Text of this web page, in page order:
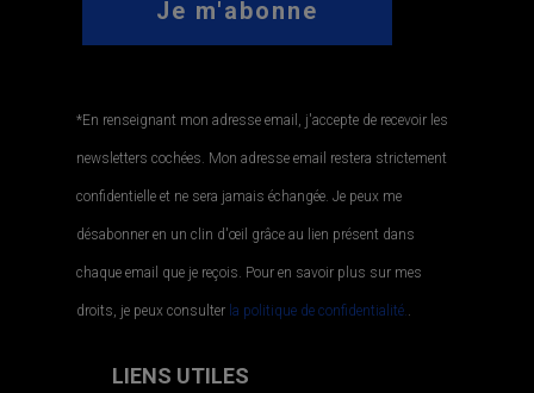
*En renseignant mon adresse email, j'accepte de recevoir les
newsletters cochées. Mon adresse email restera strictement
confidentielle et ne sera jamais échangée. Je peux me
désabonner en un clin d'œil grâce au lien présent dans
chaque email que je reçois. Pour en savoir plus sur mes
droits, je peux consulter la politique de confidentialité..
LIENS UTILES